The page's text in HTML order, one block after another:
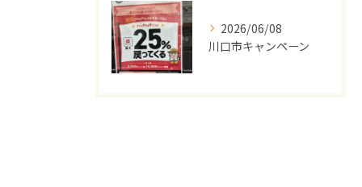
2026/06/08
川口市キャンペーン